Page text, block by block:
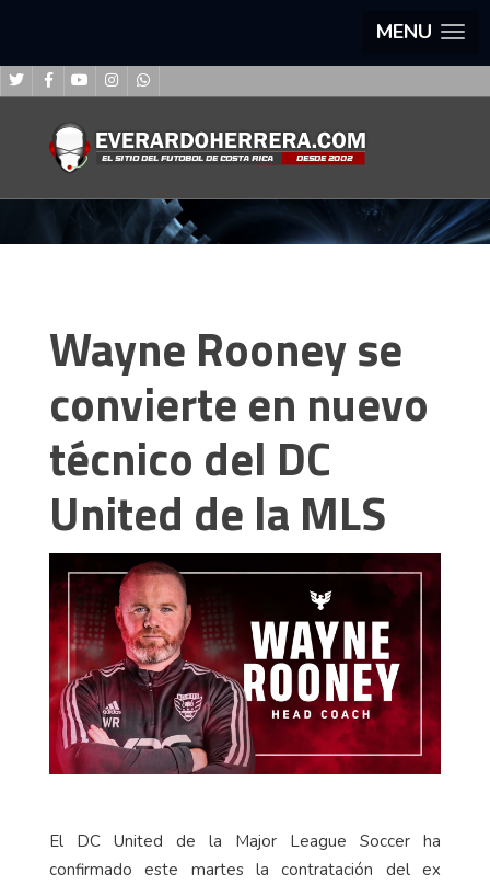
MENU
Wayne Rooney se
convierte en nuevo
técnico del DC
United de la MLS
El DC United de la Major League Soccer ha
confirmado este martes la contratación del ex